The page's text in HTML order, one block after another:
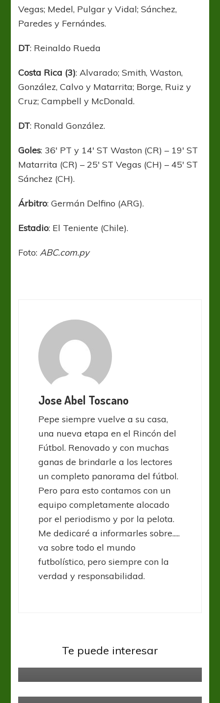
Vegas; Medel, Pulgar y Vidal; Sánchez,
Paredes y Fernándes.
DT: Reinaldo Rueda
Costa Rica (3): Alvarado; Smith, Waston,
González, Calvo y Matarrita; Borge, Ruiz y
Cruz; Campbell y McDonald.
DT: Ronald González.
Goles: 36′ PT y 14′ ST Waston (CR) – 19′ ST
Matarrita (CR) – 25′ ST Vegas (CH) – 45′ ST
Sánchez (CH).
Árbitro: Germán Delfino (ARG).
Estadio: El Teniente (Chile).
Foto:ABC.com.py
Jose Abel Toscano
Pepe siempre vuelve a su casa,
una nueva etapa en el Rincón del
Fútbol. Renovado y con muchas
ganas de brindarle a los lectores
un completo panorama del fútbol.
Pero para esto contamos con un
equipo completamente alocado
por el periodismo y por la pelota.
Me dedicaré a informarles sobre.....
va sobre todo el mundo
futbolístico, pero siempre con la
verdad y responsabilidad.
Te puede interesar
Argentina y un cierre de gira bien